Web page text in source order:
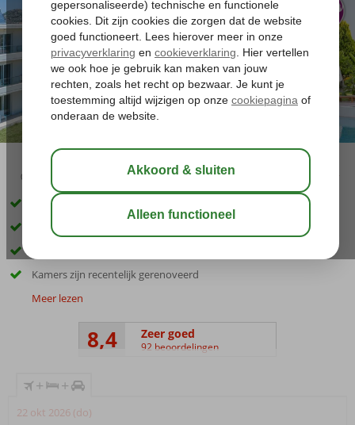
03:45 aug 32°C
Inclusief huurauto
Kleinschalige accommodatie
Kamers zijn recentelijk gerenoveerd
Meer lezen
8,4 Zeer goed
92 beoordelingen
+ +
22 okt 2026 (do)